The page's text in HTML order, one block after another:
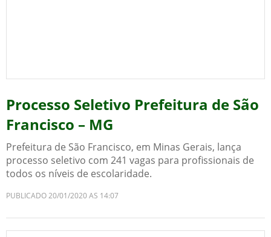
Processo Seletivo Prefeitura de São
Francisco – MG
Prefeitura de São Francisco, em Minas Gerais, lança
processo seletivo com 241 vagas para profissionais de
todos os níveis de escolaridade.
PUBLICADO 20/01/2020 AS 14:07